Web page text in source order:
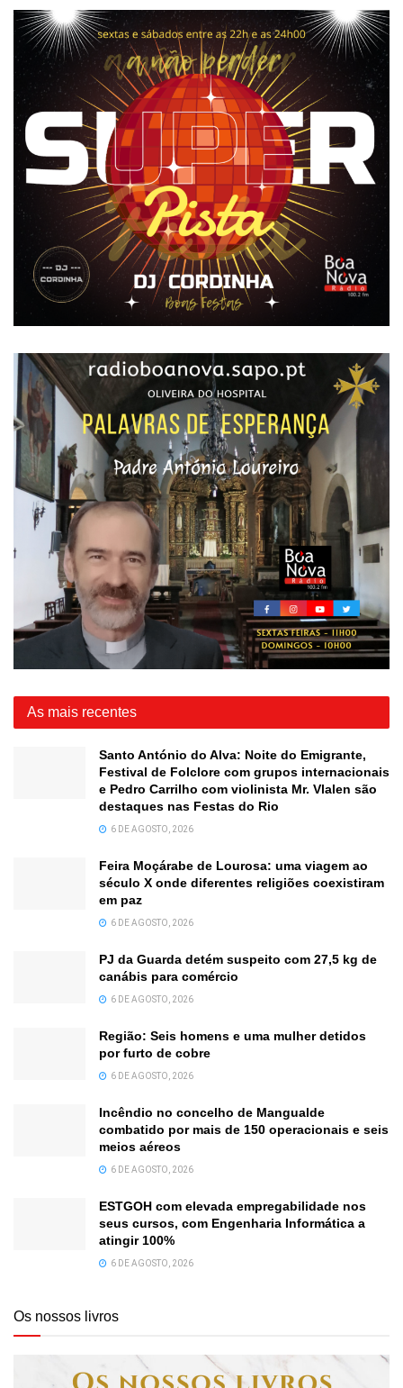
As mais recentes
Santo António do Alva: Noite do Emigrante,
Festival de Folclore com grupos internacionais
e Pedro Carrilho com violinista Mr. Vlalen são
destaques nas Festas do Rio
6 DE AGOSTO, 2026
Feira Moçárabe de Lourosa: uma viagem ao
século X onde diferentes religiões coexistiram
em paz
6 DE AGOSTO, 2026
PJ da Guarda detém suspeito com 27,5 kg de
canábis para comércio
6 DE AGOSTO, 2026
Região: Seis homens e uma mulher detidos
por furto de cobre
6 DE AGOSTO, 2026
Incêndio no concelho de Mangualde
combatido por mais de 150 operacionais e seis
meios aéreos
6 DE AGOSTO, 2026
ESTGOH com elevada empregabilidade nos
seus cursos, com Engenharia Informática a
atingir 100%
6 DE AGOSTO, 2026
Os nossos livros